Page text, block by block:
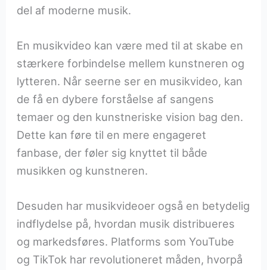
del af moderne musik.
En musikvideo kan være med til at skabe en
stærkere forbindelse mellem kunstneren og
lytteren. Når seerne ser en musikvideo, kan
de få en dybere forståelse af sangens
temaer og den kunstneriske vision bag den.
Dette kan føre til en mere engageret
fanbase, der føler sig knyttet til både
musikken og kunstneren.
Desuden har musikvideoer også en betydelig
indflydelse på, hvordan musik distribueres
og markedsføres. Platforms som YouTube
og TikTok har revolutioneret måden, hvorpå